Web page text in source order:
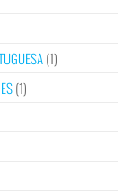
(1)
(1)